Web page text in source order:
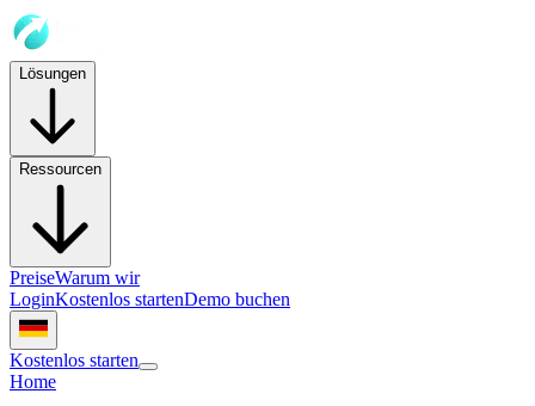
Lösungen
Ressourcen
PreiseWarum wir
LoginKostenlos startenDemo buchen
Kostenlos starten
Home